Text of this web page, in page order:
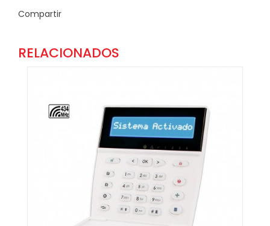
Compartir
RELACIONADOS